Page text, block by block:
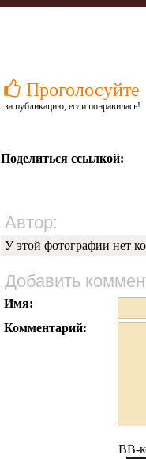
Проголосуйте
за публикацию, если понравилась!
Поделиться ссылкой:
Автор:
У этой фотографии нет
Добавить
Имя:
Комментарий:
BB-